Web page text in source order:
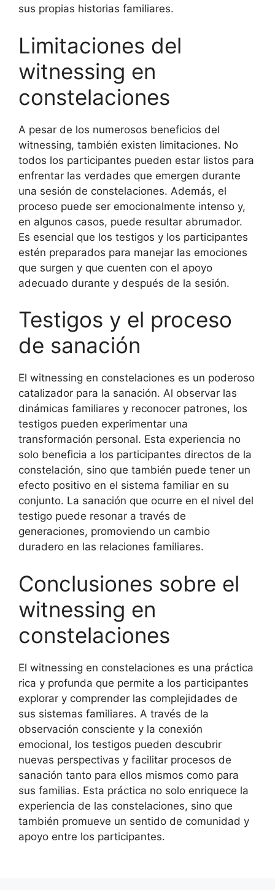
sus propias historias familiares.
Limitaciones del
witnessing en
constelaciones
A pesar de los numerosos beneficios del
witnessing, también existen limitaciones. No
todos los participantes pueden estar listos para
enfrentar las verdades que emergen durante
una sesión de constelaciones. Además, el
proceso puede ser emocionalmente intenso y,
en algunos casos, puede resultar abrumador.
Es esencial que los testigos y los participantes
estén preparados para manejar las emociones
que surgen y que cuenten con el apoyo
adecuado durante y después de la sesión.
Testigos y el proceso
de sanación
El witnessing en constelaciones es un poderoso
catalizador para la sanación. Al observar las
dinámicas familiares y reconocer patrones, los
testigos pueden experimentar una
transformación personal. Esta experiencia no
solo beneficia a los participantes directos de la
constelación, sino que también puede tener un
efecto positivo en el sistema familiar en su
conjunto. La sanación que ocurre en el nivel del
testigo puede resonar a través de
generaciones, promoviendo un cambio
duradero en las relaciones familiares.
Conclusiones sobre el
witnessing en
constelaciones
El witnessing en constelaciones es una práctica
rica y profunda que permite a los participantes
explorar y comprender las complejidades de
sus sistemas familiares. A través de la
observación consciente y la conexión
emocional, los testigos pueden descubrir
nuevas perspectivas y facilitar procesos de
sanación tanto para ellos mismos como para
sus familias. Esta práctica no solo enriquece la
experiencia de las constelaciones, sino que
también promueve un sentido de comunidad y
apoyo entre los participantes.